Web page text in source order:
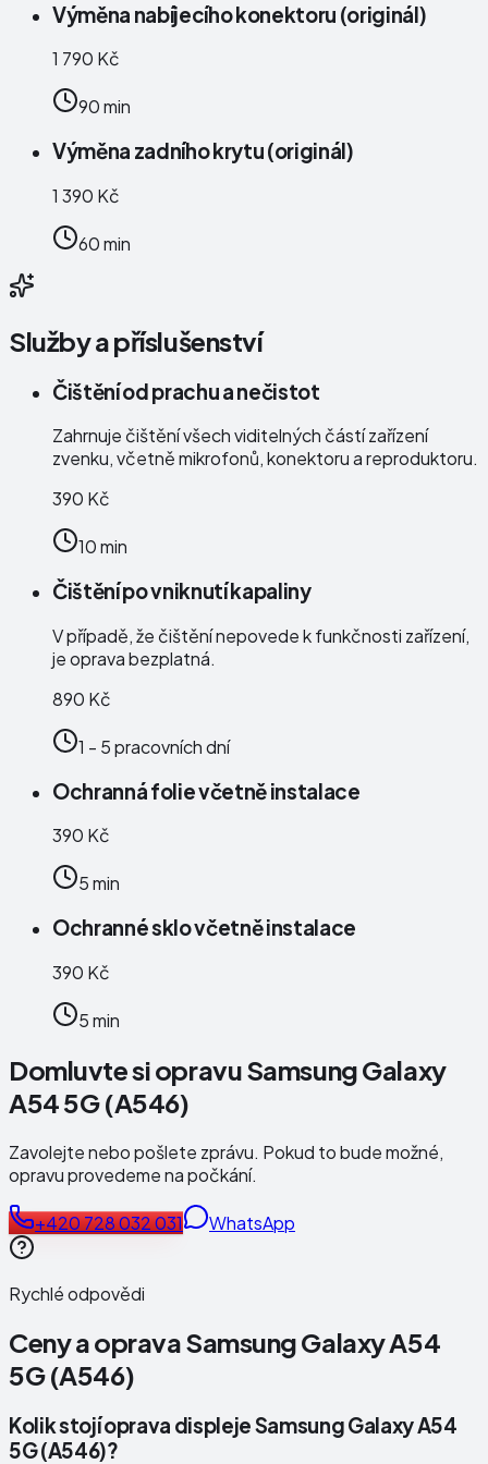
Výměna nabíjecího konektoru (originál)
1 790 Kč
90 min
Výměna zadního krytu (originál)
1 390 Kč
60 min
Služby a příslušenství
Čištění od prachu a nečistot
Zahrnuje čištění všech viditelných částí zařízení
zvenku, včetně mikrofonů, konektoru a reproduktoru.
390 Kč
10 min
Čištění po vniknutí kapaliny
V případě, že čištění nepovede k funkčnosti zařízení,
je oprava bezplatná.
890 Kč
1 - 5 pracovních dní
Ochranná folie včetně instalace
390 Kč
5 min
Ochranné sklo včetně instalace
390 Kč
5 min
Domluvte si opravu Samsung Galaxy
A54 5G (A546)
Zavolejte nebo pošlete zprávu. Pokud to bude možné,
opravu provedeme na počkání.
+420 728 032 031 WhatsApp
Rychlé odpovědi
Ceny a opravaSamsung Galaxy A54
5G (A546)
Kolik stojí oprava displeje Samsung Galaxy A54
5G (A546)?